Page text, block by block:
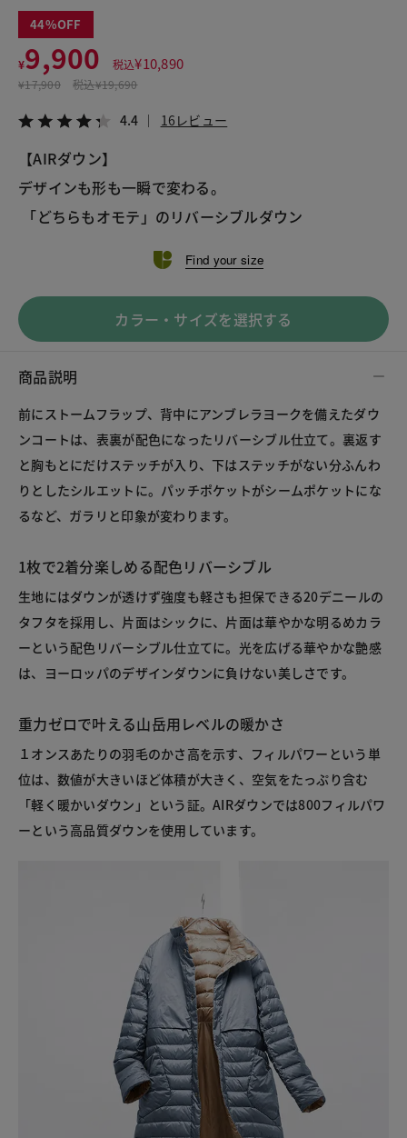
44
¥9,900 税込¥10,890
¥17,900 税込¥19,690
4.4 16レビュー
【AIRダウン】
デザインも形も一瞬で変わる。
Find your size
カラー・サイズを選択する
商品説明
前にストームフラップ、背中にアンブレラヨークを備えたダウ
ンコートは、表裏が配色になったリバーシブル仕立て。裏返す
と胸もとにだけステッチが入り、下はステッチがない分ふんわ
りとしたシルエットに。パッチポケットがシームポケットにな
るなど、ガラリと印象が変わります。
1枚で2着分楽しめる配色リバーシブル
生地にはダウンが透けず強度も軽さも担保できる20デニールの
タフタを採用し、片面はシックに、片面は華やかな明るめカラ
ーという配色リバーシブル仕立てに。光を広げる華やかな艶感
は、ヨーロッパのデザインダウンに負けない美しさです。
重力ゼロで叶える山岳用レベルの暖かさ
１オンスあたりの羽毛のかさ高を示す、フィルパワーという単
位は、数値が大きいほど体積が大きく、空気をたっぷり含む
「軽く暖かいダウン」という証。AIRダウンでは800フィルパワ
ーという高品質ダウンを使用しています。
¥9,900
税込¥10,890
LINE X